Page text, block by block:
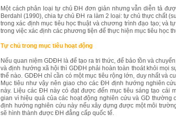
Một cách phân loại tự chủ ĐH đơn giản nhưng vẫn diễn tả
Berdahl (1990), chia tự chủ ĐH ra làm 2 loại: tự chủ thực chất
trong xác định mục tiêu học thuật và chương trình đạo tạo; và
trong việc xác định các phương tiện để thực hiện mục tiêu học
Tự chủ trong mục tiêu hoạt động
Nếu quan niệm GDĐH là để tạo ra tri thức, để bảo tồn và
và định hướng xã hội thì GDĐH phải hoàn toàn thoát khỏi mọi
thể nào. GDĐH chỉ cần có một mục tiêu rộng lớn, duy nhất và
Mục tiêu như vậy nên giao cho các ĐH định hướng nghiên
này. Liệu các ĐH này có đạt được đến mục tiêu sáng tạo cái
gian vì hiệu quả của các hoạt động nghiên cứu và GD thường
định hướng nghiên cứu này nếu xây dựng được một môi
sẽ hình thành được ĐH đẳng cấp quốc tế.